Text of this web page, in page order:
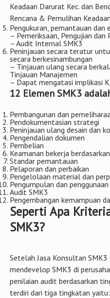
Keadaan Darurat Kec. dan
Rencana & Pemulihan
Pengukuran, pemantauan dan
– Pemeriksaan, Pengujian dan
– Audit Internal SMK3
Peninjauan secara teratur
secara berkesinambungan
– Tinjauan ulang secara
Tinjauan Manajemen
– Dapat mengatasi implikasi
12 Elemen SMK3
Pembangunan dan
Pendokumentasian strategi
Peninjauan ulang desain dan
Pengendalian dokumen
Pembelian
Keamanan bekerja
Standar pemantauan
Pelaporan dan perbaikan
Pengelolaan material dan
Pengumpulan dan
Audit SMK3
Pengembangan kemampuan
Seperti Apa
SMK3?
Setelah Jasa Konsultan
mendevelop SMK3 di
penilaian audit berdasarkan
terdiri dari tiga tingkatan yaitu: